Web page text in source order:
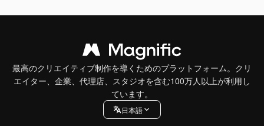
最高のクリエイティブ制作を導くためのプラットフォーム。クリ
エイター、企業、代理店、スタジオを含む100万人以上が利用し
ています。
日本語